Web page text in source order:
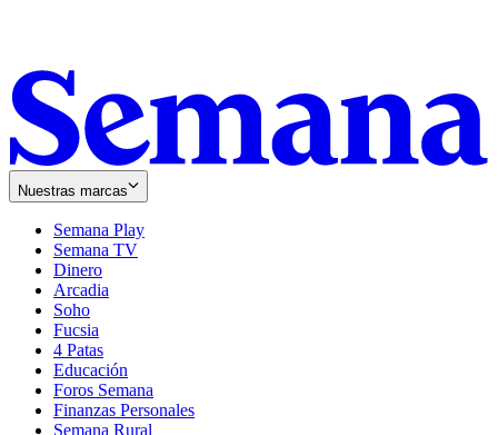
Nuestras marcas
Semana Play
Semana TV
Dinero
Arcadia
Soho
in
new
window
Fucsia
in
new
window
4 Patas
Educación
Foros Semana
Finanzas Personales
Semana Rural